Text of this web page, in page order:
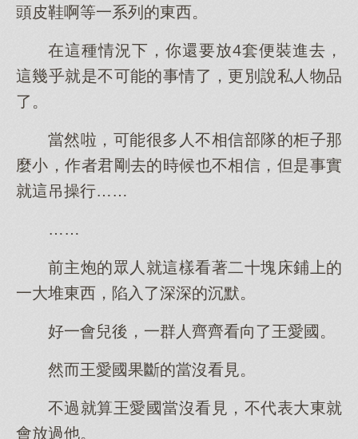
頭皮鞋啊等一系列的東西。
在這種情況下，你還要放4套便裝進去，
這幾乎就是不可能的事情了，更別說私人物品
了。
當然啦，可能很多人不相信部隊的柜子那
麼小，作者君剛去的時候也不相信，但是事實
就這吊操行……
……
前主炮的眾人就這樣看著二十塊床鋪上的
一大堆東西，陷入了深深的沉默。
好一會兒後，一群人齊齊看向了王愛國。
然而王愛國果斷的當沒看見。
不過就算王愛國當沒看見，不代表大東就
會放過他。